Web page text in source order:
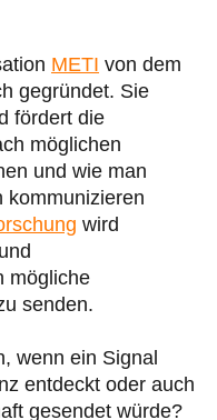
METI von dem
gegründet. Sie
fördert die
möglichen
und wie man
kommunizieren
wird
mögliche
senden.
wenn ein Signal
entdeckt oder auch
gesendet würde?